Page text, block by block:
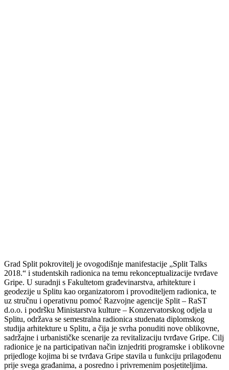
Grad Split pokrovitelj je ovogodišnje manifestacije „Split Talks
2018.“ i studentskih radionica na temu rekonceptualizacije tvrđave
Gripe. U suradnji s Fakultetom građevinarstva, arhitekture i
geodezije u Splitu kao organizatorom i provoditeljem radionica, te
uz stručnu i operativnu pomoć Razvojne agencije Split – RaST
d.o.o. i podršku Ministarstva kulture – Konzervatorskog odjela u
Splitu, održava se semestralna radionica studenata diplomskog
studija arhitekture u Splitu, a čija je svrha ponuditi nove oblikovne,
sadržajne i urbanističke scenarije za revitalizaciju tvrđave Gripe. Cilj
radionice je na participativan način iznjedriti programske i oblikovne
prijedloge kojima bi se tvrđava Gripe stavila u funkciju prilagođenu
prije svega građanima, a posredno i privremenim posjetiteljima.